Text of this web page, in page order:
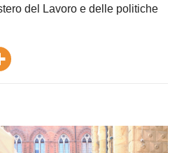
del Lavoro e delle politiche